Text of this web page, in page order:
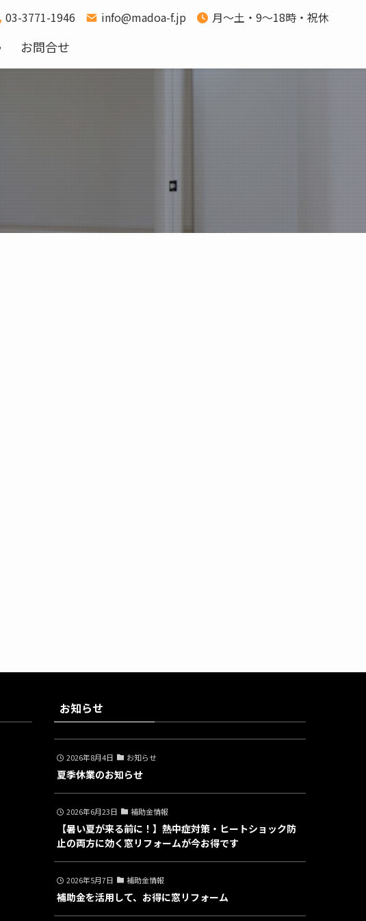
お問合せ
03-3771-1946 info@madoa-f.jp 月～土・9～18時・祝休
お知らせ
2026年8月4日 お知らせ
夏季休業のお知らせ
2026年6月23日 補助金情報
【暑い夏が来る前に！】熱中症対策・ヒートショック防
止の両方に効く窓リフォームが今お得です
2026年5月7日 補助金情報
補助金を活用して、お得に窓リフォーム